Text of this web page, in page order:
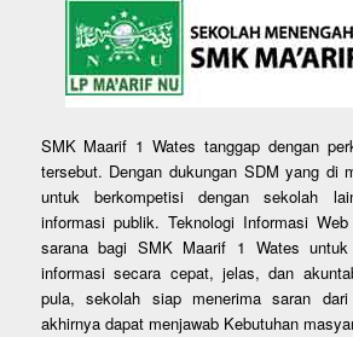
SMK Maarif 1 Wates tanggap dengan
tersebut. Dengan dukungan SDM yang di
untuk berkompetisi dengan sekolah
informasi publik. Teknologi Informasi
sarana bagi SMK Maarif 1 Wates untuk
informasi secara cepat, jelas, dan
pula, sekolah siap menerima saran
akhirnya dapat menjawab Kebutuhan